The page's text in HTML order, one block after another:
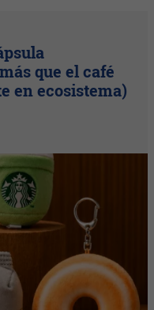
que el café
en ecosistema)